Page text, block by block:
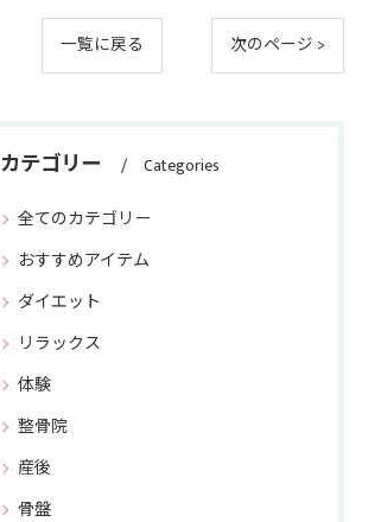
一覧に戻る 次のページ >
カテゴリー Categories
全てのカテゴリー
おすすめアイテム
ダイエット
リラックス
体験
整骨院
産後
骨盤